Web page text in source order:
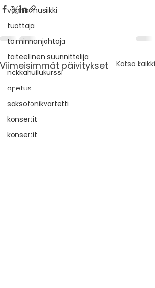
vanha musiikki
tuottaja
toiminnanjohtaja
taiteellinen suunnittelija
nokkahuilukurssi
opetus
saksofonikvartetti
konsertit
konsertit
Viimeisimmät päivitykset Katso kaikki